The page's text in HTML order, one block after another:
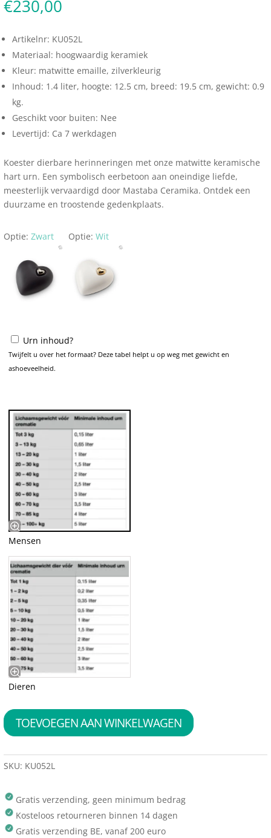
€230,00
Artikelnr: KU052L
Materiaal: hoogwaardig keramiek
Kleur: matwitte emaille, zilverkleurig
Inhoud: 1.4 liter, hoogte: 12.5 cm, breed: 19.5 cm, gewicht: 0.9
kg.
Geschikt voor buiten: Nee
Levertijd: Ca 7 werkdagen
Koester dierbare herinneringen met onze matwitte keramische
hart urn. Een symbolisch eerbetoon aan oneindige liefde,
meesterlijk vervaardigd door Mastaba Ceramika. Ontdek een
duurzame en troostende gedenkplaats.
Optie: Zwart Optie: Wit
Urn inhoud?
Twijfelt u over het formaat? Deze tabel helpt u op weg met gewicht en
ashoeveelheid.
Mensen
Dieren
TOEVOEGEN AAN WINKELWAGEN
SKU: KU052L
Gratis verzending, geen minimum bedrag
Kosteloos retourneren binnen 14 dagen
Gratis verzending BE, vanaf 200 euro